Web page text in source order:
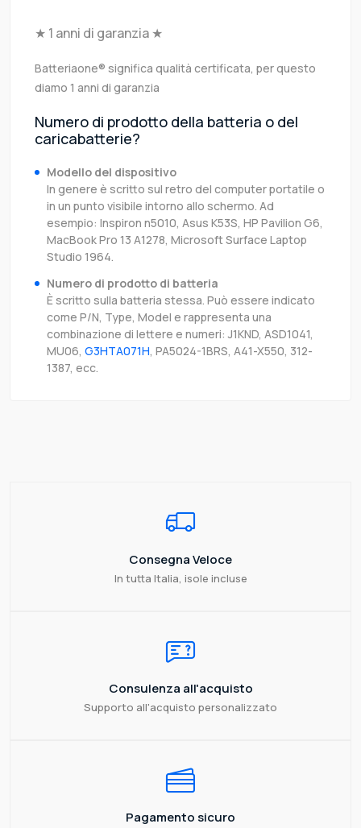
★ 1 anni di garanzia ★
Batteriaone® significa qualità certificata, per questo
diamo 1 anni di garanzia
Numero di prodotto della batteria o del
caricabatterie?
Modello del dispositivo
In genere è scritto sul retro del computer portatile o
in un punto visibile intorno allo schermo. Ad
esempio: Inspiron n5010, Asus K53S, HP Pavilion G6,
MacBook Pro 13 A1278, Microsoft Surface Laptop
Studio 1964.
Numero di prodotto di batteria
È scritto sulla batteria stessa. Può essere indicato
come P/N, Type, Model e rappresenta una
combinazione di lettere e numeri: J1KND, ASD1041,
MU06, G3HTA071H, PA5024-1BRS, A41-X550, 312-
1387, ecc.
Consegna Veloce
In tutta Italia, isole incluse
Consulenza all'acquisto
Supporto all'acquisto personalizzato
Pagamento sicuro